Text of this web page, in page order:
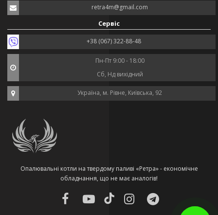
retra4m@gmail.com
Сервіс
+38 (067) 322-88-48
Пн-Пт 9:00 - 18:00
Сб, Нд вихідний
Україна, м. Рівне, Київська, 92
Опалювальні котли на твердому паливі «Ретра» - економічне
обладнання, що не має аналогів!